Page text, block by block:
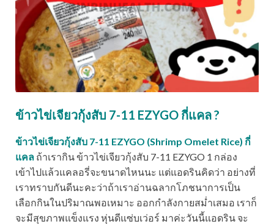
ข้าวไข่เจียวกุ้งสับ 7-11 EZYGO กี่แคล ?
ข้าวไข่เจียวกุ้งสับ 7-11 EZYGO (Shrimp Omelet Rice) กี่
แคล ถ้าเรากิน ข้าวไข่เจียวกุ้งสับ 7-11 EZYGO 1 กล่อง
เข้าไปแล้วแคลอรี่จะขนาดไหนนะ แต่แอดรินคิดว่า อย่างที่
เราทราบกันดีนะคะว่าถ้าเราอ่านฉลากโภชนาการเป็น
เลือกกินในปริมาณพอเหมาะ ออกกำลังกายสม่ำเสมอ เราก็
จะมีสุขภาพแข็งแรง หุ่นดีแซ่บเว่อร์ มาค่ะวันนี้แอดริน จะ